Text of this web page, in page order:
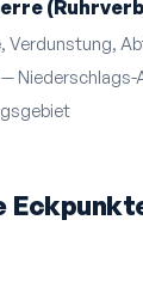
Verdunstung,
Niederschlags-